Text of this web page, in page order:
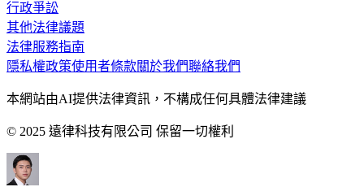
行政爭訟
其他法律議題
法律服務指南
隱私權政策使用者條款關於我們聯絡我們
本網站由AI提供法律資訊，不構成任何具體法律建議
© 2025 遠律科技有限公司 保留一切權利